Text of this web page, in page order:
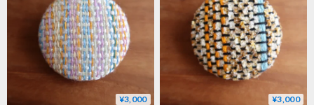
¥3,000 ¥3,000